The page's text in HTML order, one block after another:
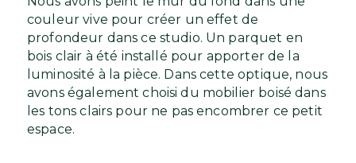
couleur vive pour créer un effet de
profondeur dans ce studio. Un parquet en
bois clair à été installé pour apporter de la
luminosité à la pièce. Dans cette optique, nous
avons également choisi du mobilier boisé dans
les tons clairs pour ne pas encombrer ce petit
espace.